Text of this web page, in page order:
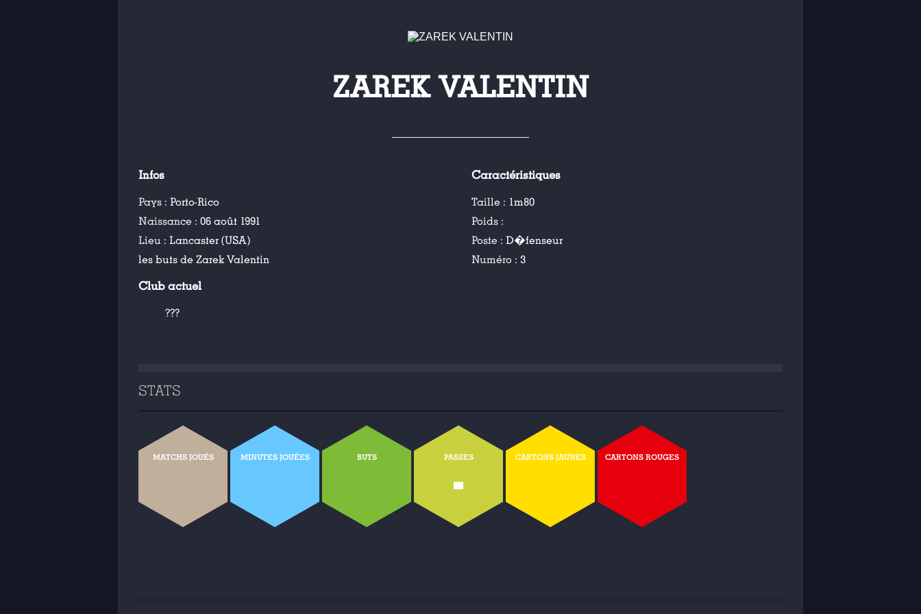
ZAREK VALENTIN
Infos
Pays : Porto-Rico
Naissance : 06 août 1991
Lieu : Lancaster (USA)
les buts de Zarek Valentin
Caractéristiques
Taille : 1m80
Poids :
Poste :D�fenseur
Numéro :3
Club actuel
???
STATS
MATCHS JOUÉS MINUTES JOUÉES BUTS PASSES
-
CARTONS JAUNES CARTONS ROUGES